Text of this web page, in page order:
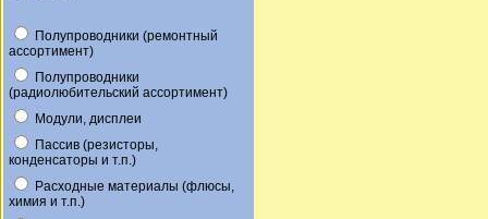
Полупроводники (ремонтный
ассортимент)
Полупроводники
(радиолюбительский ассортимент)
Модули, дисплеи
Пассив (резисторы,
конденсаторы и т.п.)
Расходные материалы (флюсы,
химия и т.п.)